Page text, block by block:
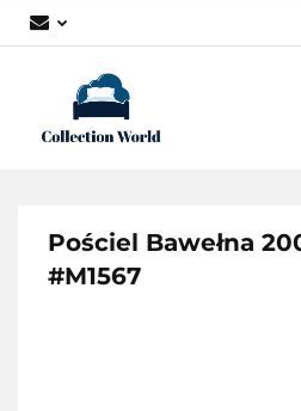
Pościel Bawełna
#M1567